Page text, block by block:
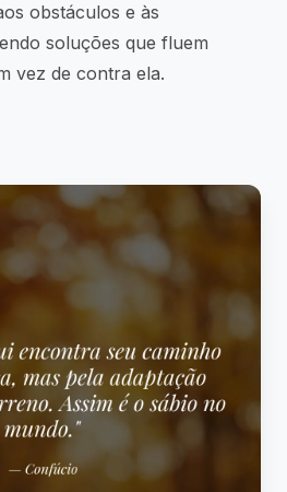
obstáculos e às
soluções que fluem
vez de contra ela.